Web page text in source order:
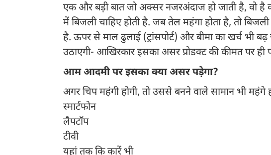
एक और बड़ी बात जो अक्सर नजरअंदाज हो जाती है, वो है
में बिजली चाहिए होती है. जब तेल महंगा होता है, तो
है. ऊपर से माल ढुलाई (ट्रांसपोर्ट) और बीमा का खर्च भी
उठाएगी- आखिरकार इसका असर प्रोडक्ट की कीमत पर ही
आम आदमी पर इसका क्या असर पड़ेगा?
अगर चिप महंगी होगी, तो उससे बनने वाले सामान भी महंगे
स्मार्टफोन
लैपटॉप
टीवी
यहां तक कि कारें भी